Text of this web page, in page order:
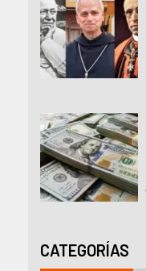
CATEGORÍAS